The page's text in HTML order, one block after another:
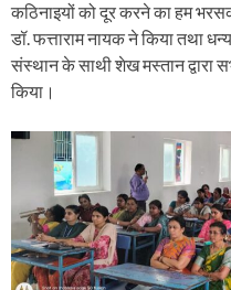
कठिनाइयों को दूर करने का हम
डॉ. फत्ताराम नायक ने किया तथा
संस्थान के साथी शेख मस्तान द्वारा
किया।